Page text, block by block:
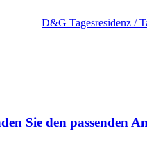
D&G Tagesresidenz /
Sie den passenden